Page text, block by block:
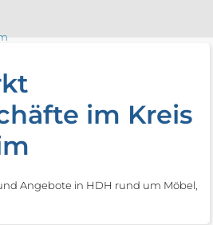
im Kreis
Angebote in HDH rund um Möbel,